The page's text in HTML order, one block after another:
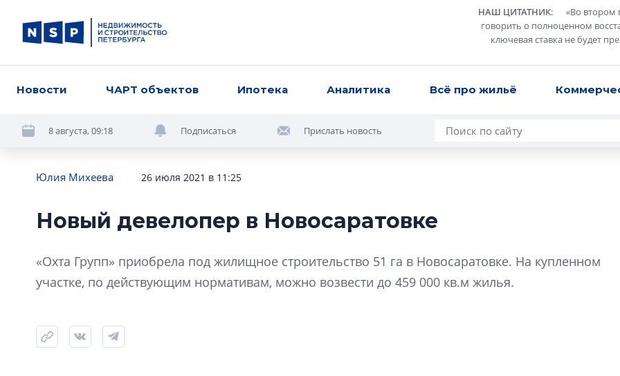
НАШ ЦИТАТНИК: «Во втором
говорить о полноценном
ключевая ставка не будет
Новости ЧАРТ объектов Ипотека Аналитика Всё про жильё
8 августа, 09:18 Подписаться Прислать новость
Юлия Михеева 26 июля 2021 в 11:25
Новый девелопер в Новосаратовке
«Охта Групп» приобрела под жилищное строительство 51 га в Новосаратовке. На купленном
участке, по действующим нормативам, можно возвести до 459 000 кв.м жилья.
Гала-концертом